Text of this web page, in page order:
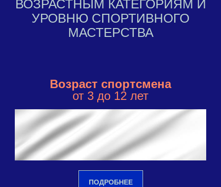
ВОЗРАСТНЫМ КАТЕГОРИЯМ И
УРОВНЮ СПОРТИВНОГО
МАСТЕРСТВА
Возраст спортсмена
от 3 до 12 лет
ПОДРОБНЕЕ